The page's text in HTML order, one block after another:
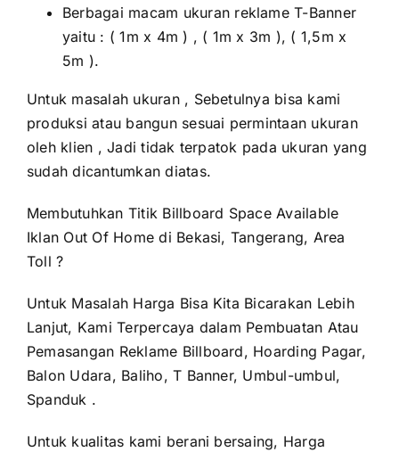
Berbagai macam ukuran reklame T-Banner
yaitu : ( 1m x 4m ) , ( 1m x 3m ), ( 1,5m x
5m ).
Untuk masalah ukuran , Sebetulnya bisa kami
produksi atau bangun sesuai permintaan ukuran
oleh klien , Jadi tidak terpatok pada ukuran yang
sudah dicantumkan diatas.
Membutuhkan Titik Billboard Space Available
Iklan Out Of Home di Bekasi, Tangerang, Area
Toll ?
Untuk Masalah Harga Bisa Kita Bicarakan Lebih
Lanjut, Kami Terpercaya dalam Pembuatan Atau
Pemasangan Reklame Billboard, Hoarding Pagar,
Balon Udara, Baliho, T Banner, Umbul-umbul,
Spanduk .
Untuk kualitas kami berani bersaing, Harga